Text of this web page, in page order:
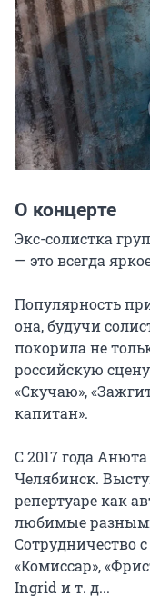
О концерте
Экс-солистка
— это всегда
Популярность
она, будучи
покорила не
российскую
«Скучаю»,
капитан».
С 2017 года
Челябинск.
репертуаре как
любимые
Сотрудничество
«Комиссар»,
Ingrid и т. д...